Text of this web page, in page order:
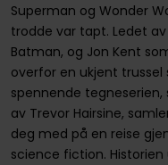
Superman og Wonder
trodde var tapt. Ledet
Batman, og Jon Kent
overfor en ukjent
spennende
av Trevor Hairsine,
deg med på en reise
science fiction.